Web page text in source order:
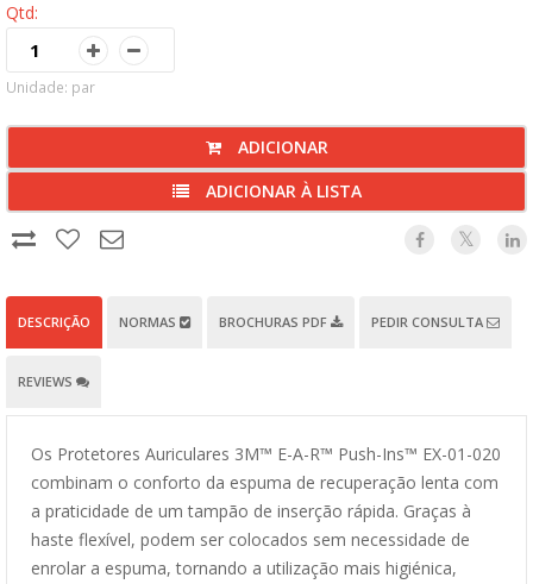
Qtd:
Unidade: par
ADICIONAR
ADICIONAR À LISTA
DESCRIÇÃO NORMAS BROCHURAS PDF PEDIR CONSULTA
REVIEWS
Os Protetores Auriculares 3M™ E-A-R™ Push-Ins™ EX-01-020
combinam o conforto da espuma de recuperação lenta com
a praticidade de um tampão de inserção rápida. Graças à
haste flexível, podem ser colocados sem necessidade de
enrolar a espuma, tornando a utilização mais higiénica,